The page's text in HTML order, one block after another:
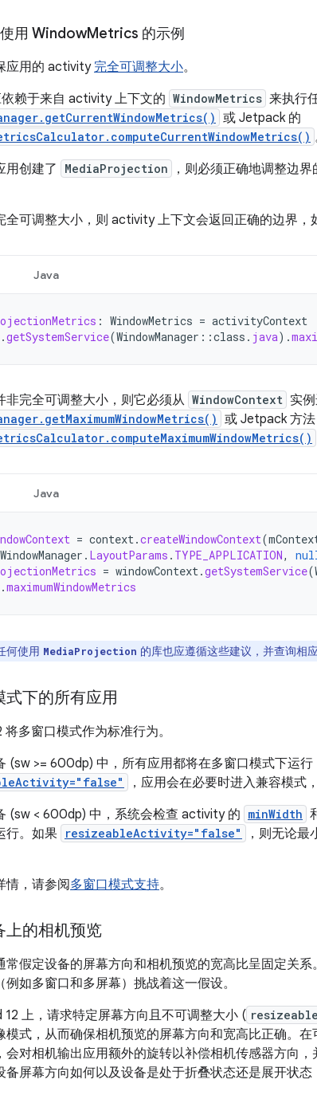
用 WindowMetrics 的示例
应用的 activity 完全可调整大小。
赖于来自 activity 上下文的 WindowMetrics 来执行
或 Jetpack 的
用创建了
MediaProjection
，则必须正确地调整边
全可调整大小，则 activity 上下文会返回正确的边界，
Java
: WindowMetrics = activityContext
.getSystemService(WindowManager ::class . java).
非完全可调整大小，则它必须从 WindowContext 实
或 Jetpack 方法
Java
= context.createWindowContext(
WindowManager . LayoutParams . TYPE_APPLICATION,
= windowContext.getSystemService(
.maximumWindowMetrics
何使用 MediaProjection 的库也应遵循这些建议，并查询相
式下的所有应用
将多窗口模式作为标准行为。
(sw >= 600dp) 中，所有应用都将在多窗口模式下运
，应用会在必要时进入兼容模式
(sw < 600dp) 中，系统会检查 activity 的 minWidth
行。如果 resizeableActivity="false"
，则无论
情，请参阅多窗口模式支持。
上的相机预览
常假定设备的屏幕方向和相机预览的宽高比呈固定关
例如多窗口和多屏幕）挑战着这一假设。
12 上，请求特定屏幕方向且不可调整大小 (
模式，从而确保相机预览的屏幕方向和宽高比正确。
会对相机输出应用额外的旋转以补偿相机传感器方向
备屏幕方向如何以及设备是处于折叠状态还是展开状